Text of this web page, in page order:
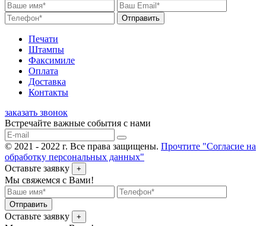
Отправить
Печати
Штампы
Факсимиле
Оплата
Доставка
Контакты
заказать звонок
Встречайте важные события с нами
© 2021 - 2022 г. Все права защищены. Прочтите "Согласие на
обработку персональных данных"
Оставьте заявку
+
Мы свяжемся с Вами!
Отправить
Оставьте заявку +